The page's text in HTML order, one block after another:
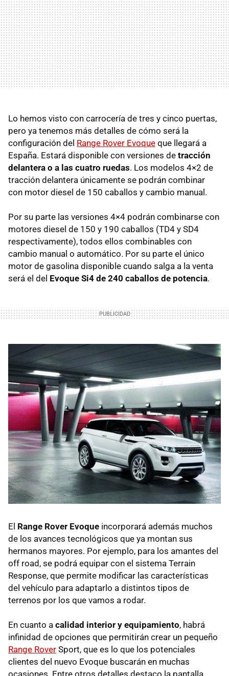
Lo hemos visto con carrocería de tres y cinco puertas,
pero ya tenemos más detalles de cómo será la
configuración del Range Rover Evoque que llegará a
España. Estará disponible con versiones de tracción
delantera o a las cuatro ruedas. Los modelos 4×2 de
tracción delantera únicamente se podrán combinar
con motor diesel de 150 caballos y cambio manual.
Por su parte las versiones 4×4 podrán combinarse con
motores diesel de 150 y 190 caballos (TD4 y SD4
respectivamente), todos ellos combinables con
cambio manual o automático. Por su parte el único
motor de gasolina disponible cuando salga a la venta
será el del Evoque Si4 de 240 caballos de potencia.
El Range Rover Evoque incorporará además muchos
de los avances tecnológicos que ya montan sus
hermanos mayores. Por ejemplo, para los amantes del
off road, se podrá equipar con el sistema Terrain
Response, que permite modificar las características
del vehículo para adaptarlo a distintos tipos de
terrenos por los que vamos a rodar.
En cuanto a calidad interior y equipamiento, habrá
infinidad de opciones que permitirán crear un pequeño
Range Rover Sport, que es lo que los potenciales
clientes del nuevo Evoque buscarán en muchas